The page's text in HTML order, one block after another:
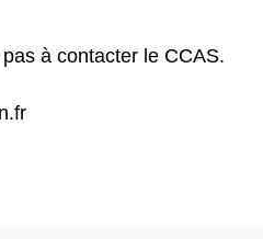
à contacter le CCAS.